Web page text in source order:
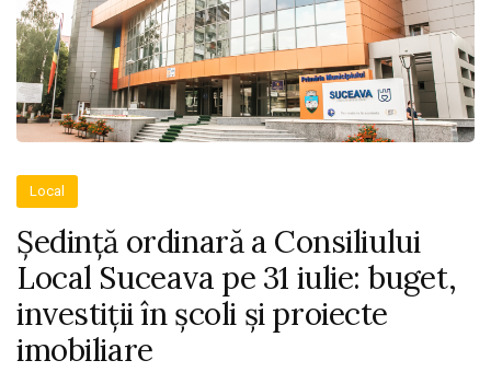
Local
Ședință ordinară a Consiliului
Local Suceava pe 31 iulie: buget,
investiții în școli și proiecte
imobiliare